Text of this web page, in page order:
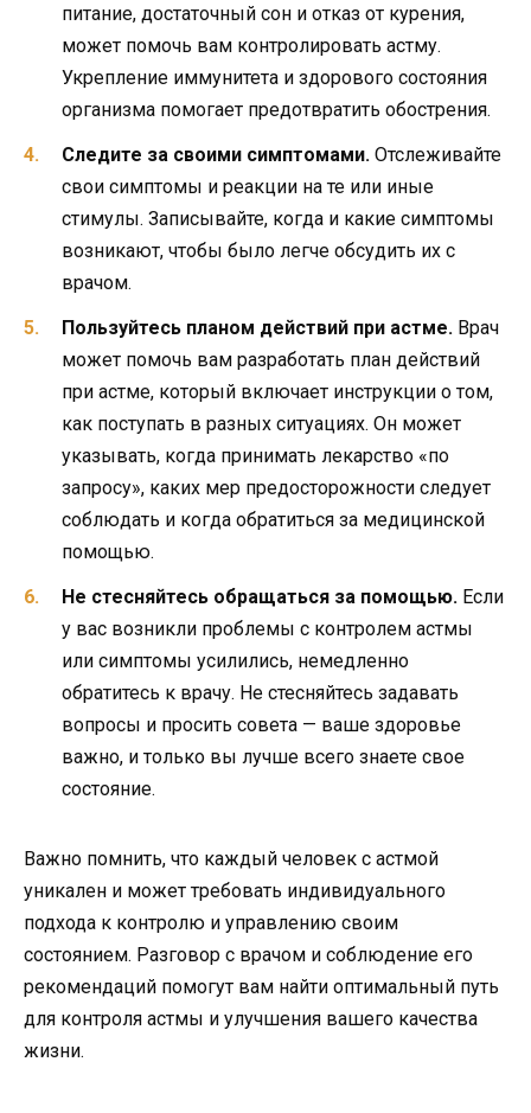
питание, достаточный сон и отказ от курения,
может помочь вам контролировать астму.
Укрепление иммунитета и здорового состояния
организма помогает предотвратить обострения.
Следите за своими симптомами. Отслеживайте
свои симптомы и реакции на те или иные
стимулы. Записывайте, когда и какие симптомы
возникают, чтобы было легче обсудить их с
врачом.
Пользуйтесь планом действий при астме. Врач
может помочь вам разработать план действий
при астме, который включает инструкции о том,
как поступать в разных ситуациях. Он может
указывать, когда принимать лекарство «по
запросу», каких мер предосторожности следует
соблюдать и когда обратиться за медицинской
помощью.
Не стесняйтесь обращаться за помощью. Если
у вас возникли проблемы с контролем астмы
или симптомы усилились, немедленно
обратитесь к врачу. Не стесняйтесь задавать
вопросы и просить совета — ваше здоровье
важно, и только вы лучше всего знаете свое
состояние.
Важно помнить, что каждый человек с астмой
уникален и может требовать индивидуального
подхода к контролю и управлению своим
состоянием. Разговор с врачом и соблюдение его
рекомендаций помогут вам найти оптимальный путь
для контроля астмы и улучшения вашего качества
жизни.